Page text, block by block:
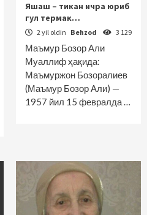
Яшаш – тикан ичра юриб
гул термак…
2 yil oldin Behzod 3 129
Маъмур Бозор Али
Муаллиф ҳақида:
Маъмуржон Бозоралиев
(Маъмур Бозор Али) —
1957 йил 15 февралда …